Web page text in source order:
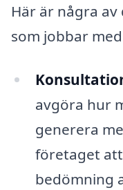
Här är några
som jobbar
avgöra hur
generera
företaget
bedömning